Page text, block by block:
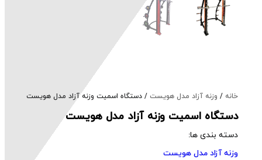
خانه / وزنه آزاد مدل هویست / دستگاه اسمیت وزنه آزاد مدل هویست
دستگاه اسمیت وزنه آزاد مدل هویست
دسته بندی ها:
وزنه آزاد مدل هویست